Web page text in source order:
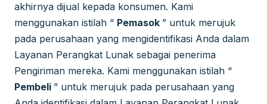
akhirnya dijual kepada konsumen. Kami
menggunakan istilah “ Pemasok ” untuk merujuk
pada perusahaan yang mengidentifikasi Anda dalam
Layanan Perangkat Lunak sebagai penerima
Pengiriman mereka. Kami menggunakan istilah “
Pembeli ” untuk merujuk pada perusahaan yang